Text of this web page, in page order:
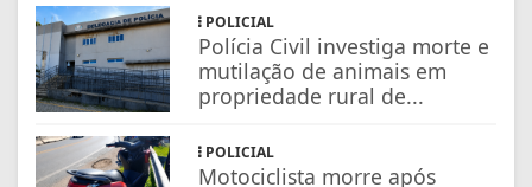
POLICIAL
Polícia Civil investiga morte e
mutilação de animais em
propriedade rural de...
POLICIAL
Motociclista morre após